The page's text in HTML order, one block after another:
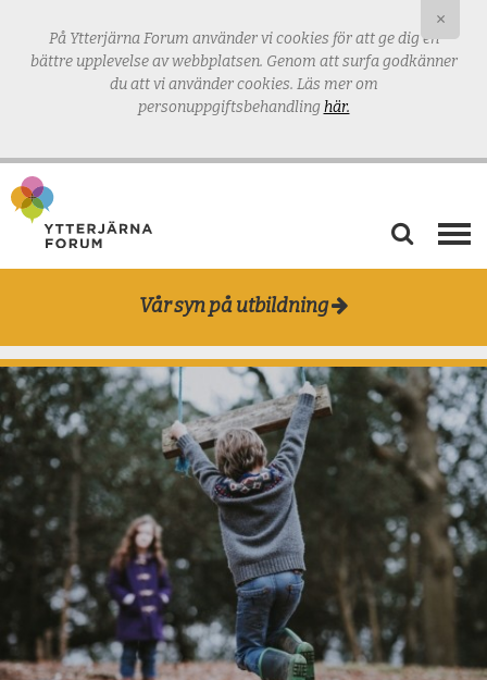
På Ytterjärna Forum använder vi cookies för att ge dig en
bättre upplevelse av webbplatsen. Genom att surfa godkänner
du att vi använder cookies. Läs mer om
personuppgiftsbehandlinghär.
×
VÅRD & OMSORG
TANKERUM
MAT & ODLING
UTBILDNING
BLOGG & PODD
OM YTTERJÄRNA FORUM
KONTAKT
ARKIV
PRESS
FACEBOOK
Vår syn på utbildning